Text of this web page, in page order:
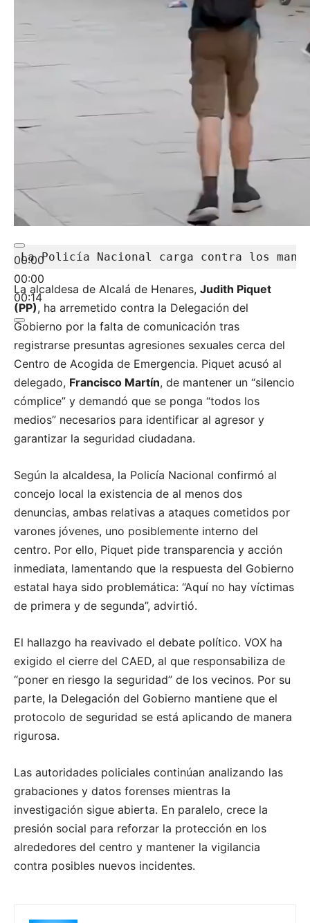
00:00
00:00
00:14
La Policía Nacional carga contra los
La alcaldesa de Alcalá de Henares, Judith Piquet
(PP), ha arremetido contra la Delegación del
Gobierno por la falta de comunicación tras
registrarse presuntas agresiones sexuales cerca del
Centro de Acogida de Emergencia. Piquet acusó al
delegado, Francisco Martín, de mantener un “silencio
cómplice” y demandó que se ponga “todos los
medios” necesarios para identificar al agresor y
garantizar la seguridad ciudadana.
Según la alcaldesa, la Policía Nacional confirmó al
concejo local la existencia de al menos dos
denuncias, ambas relativas a ataques cometidos por
varones jóvenes, uno posiblemente interno del
centro. Por ello, Piquet pide transparencia y acción
inmediata, lamentando que la respuesta del Gobierno
estatal haya sido problemática: “Aquí no hay víctimas
de primera y de segunda”, advirtió.
El hallazgo ha reavivado el debate político. VOX ha
exigido el cierre del CAED, al que responsabiliza de
“poner en riesgo la seguridad” de los vecinos. Por su
parte, la Delegación del Gobierno mantiene que el
protocolo de seguridad se está aplicando de manera
rigurosa.
Las autoridades policiales continúan analizando las
grabaciones y datos forenses mientras la
investigación sigue abierta. En paralelo, crece la
presión social para reforzar la protección en los
alrededores del centro y mantener la vigilancia
contra posibles nuevos incidentes.